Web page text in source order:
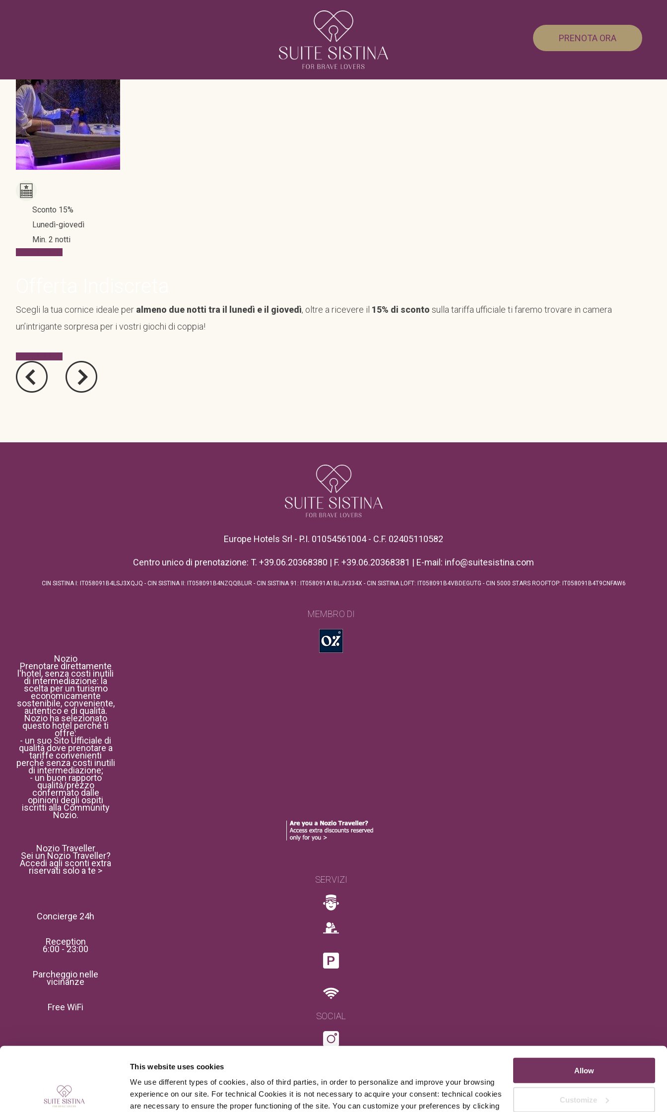
This website uses cookies
We use different types of cookies, also of third parties, in order to personalize and improve your browsing
experience on our site. For technical Cookies it is not necessary to acquire your consent: technical cookies
are necessary to ensure the proper functioning of the site. You can customize your preferences by clicking
Allow
Customize
PRENOTA ORA
Sconto 15%
Lunedì-giovedì
Min. 2 notti
Scegli la tua cornice ideale per almeno due notti tra il lunedì e il giovedì, oltre a ricevere il 15% di sconto sulla tariffa ufficiale ti faremo trovare in camera
un’intrigante sorpresa per i vostri giochi di coppia!
Europe Hotels Srl - P.I. 01054561004 - C.F. 02405110582
Centro unico di prenotazione: T. +39.06.20368380 | F. +39.06.20368381 | E-mail: info@suitesistina.com
CIN SISTINA I: IT058091B4LSJ3XQJQ - CIN SISTINA II: IT058091B4NZQQBLUR - CIN SISTINA 91: IT058091A1BLJV334X - CIN SISTINA LOFT: IT058091B4VBDEGUTG - CIN 5000 STARS ROOFTOP: IT058091B4T9CNFAW6
MEMBRO DI
Nozio
Prenotare direttamente
l'hotel, senza costi inutili
di intermediazione: la
scelta per un turismo
economicamente
sostenibile, conveniente,
autentico e di qualità.
Nozio ha selezionato
questo hotel perché ti
offre:
- un suo Sito Ufficiale di
qualità dove prenotare a
tariffe convenienti
perché senza costi inutili
di intermediazione;
- un buon rapporto
qualità/prezzo
confermato dalle
opinioni degli ospiti
iscritti alla Community
Nozio.
Nozio Traveller
Sei un Nozio Traveller?
Accedi agli sconti extra
riservati solo a te >
SERVIZI
Concierge 24h
Reception
6:00 - 23:00
Parcheggio nelle
vicinanze
Free WiFi
SOCIAL
Facebook